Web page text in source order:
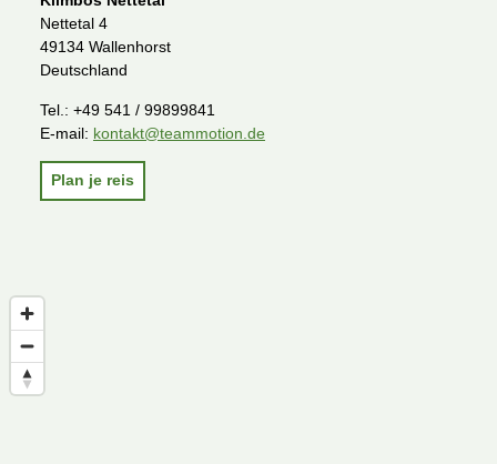
Nettetal 4
49134 Wallenhorst
Deutschland
Tel.: +49 541 / 99899841
E-mail: kontakt@teammotion.de
Plan je reis